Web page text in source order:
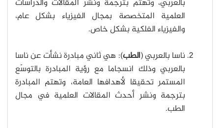
بالعربي، وتهتم بترجمة ونشر المقالات والدراسات
العلمية المتخصصة بمجال الفيزياء بشكل عام،
والفيزياء الفلكية بشكل خاص.
ناسا بالعربي (الطب): هي ثاني مبادرة نشأت عن ناسا
بالعربي وذلك انسجاما مع رؤية المبادرة بالتوسّع
المستمر تحقيقا لأهدافها العامة، وتهتم المبادرة
بترجمة ونشر أحدث المقالات العلمية في مجال
الطب.